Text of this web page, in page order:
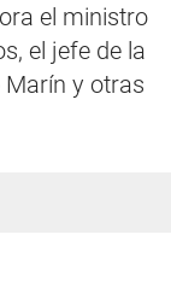
el ministro
el jefe de la
Marín y otras